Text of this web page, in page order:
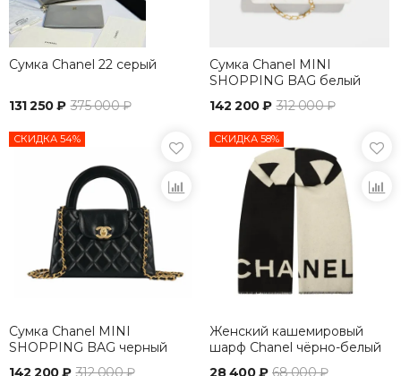
Сумка Chanel 22 серый
131 250 ₽ 375 000 ₽
Сумка Chanel MINI
SHOPPING BAG белый
142 200 ₽ 312 000 ₽
СКИДКА 54%
Сумка Chanel MINI
SHOPPING BAG черный
142 200 ₽ 312 000 ₽
СКИДКА 58%
Женский кашемировый
шарф Chanel чёрно-белый
28 400 ₽ 68 000 ₽